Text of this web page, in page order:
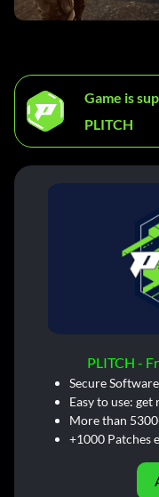
Game is
PLITCH
PLITCH -
Secure
Easy to use:
More than
+1000 Patches